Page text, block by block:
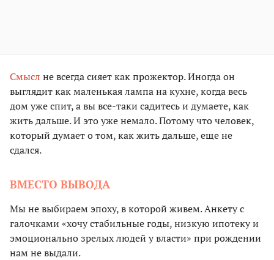
Смысл не всегда сияет как прожектор. Иногда он
выглядит как маленькая лампа на кухне, когда весь
дом уже спит, а вы все-таки садитесь и думаете, как
жить дальше. И это уже немало. Потому что человек,
который думает о том, как жить дальше, еще не
сдался.
ВМЕСТО ВЫВОДА
Мы не выбираем эпоху, в которой живем. Анкету с
галочками «хочу стабильные годы, низкую ипотеку и
эмоционально зрелых людей у власти» при рождении
нам не выдали.